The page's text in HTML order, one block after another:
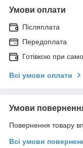
Умови оплати
Післяплата
Передоплата
Готівкою при
Всі умови оплати
Умови
Повернення товару
Всі умови